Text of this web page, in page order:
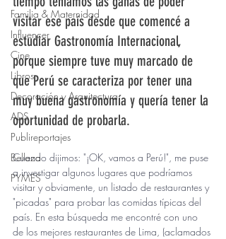
Familia & Maternidad
Influencer
Cine
Libros
Decoración y Arquitectura
ADS
Publireportajes
Belleza
PYMES
visitar ese país desde que comencé a
estudiar Gastronomía Internacional,
porque siempre tuve muy marcado de
que Perú se caracteriza por tener una
muy buena gastronomía y quería tener la
oportunidad de probarla.
Cuando dijimos: "¡OK, vamos a Perú!", me puse
a investigar algunos lugares que podríamos
visitar y obviamente, un listado de restaurantes y
"picadas" para probar las comidas típicas del
país. En esta búsqueda me encontré con uno
de los mejores restaurantes de Lima, (aclamados